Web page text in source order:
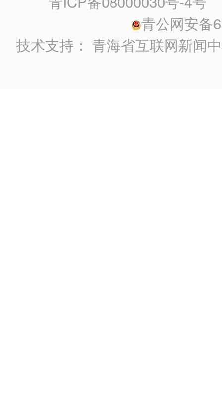
青公网安备
技术支持：青海省互联网新闻